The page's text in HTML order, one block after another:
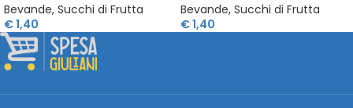
Bevande, Succhi di Frutta
€1,40
Bevande, Succhi di Frutta
€1,40